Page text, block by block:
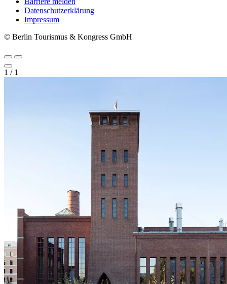
Metanavigation
Datenschutzerklärung
Impressum
© Berlin Tourismus & Kongress GmbH
1 / 1